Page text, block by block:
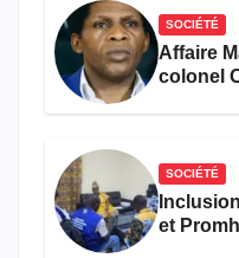
SOCIÉTÉ
Affaire
colonel
SOCIÉTÉ
et